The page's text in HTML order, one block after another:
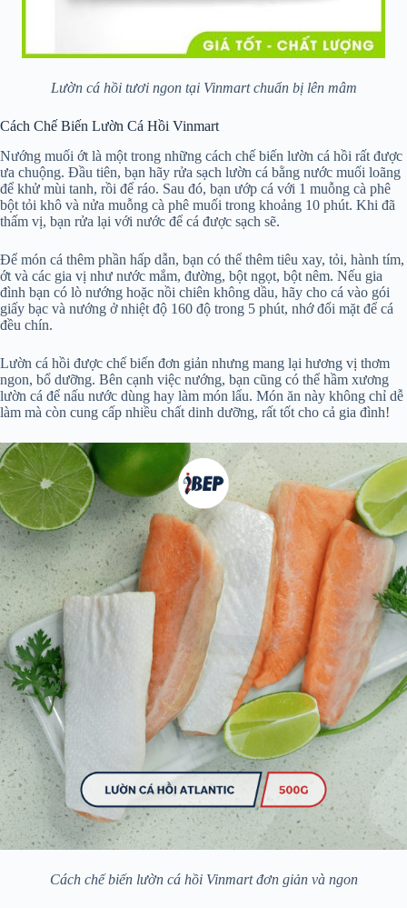
Lườn cá hồi tươi ngon tại Vinmart chuẩn bị lên mâm
Cách Chế Biến Lườn Cá Hồi Vinmart
Nướng muối ớt là một trong những cách chế biến lườn cá hồi rất được
ưa chuộng. Đầu tiên, bạn hãy rửa sạch lườn cá bằng nước muối loãng
để khử mùi tanh, rồi để ráo. Sau đó, bạn ướp cá với 1 muỗng cà phê
bột tỏi khô và nửa muỗng cà phê muối trong khoảng 10 phút. Khi đã
thấm vị, bạn rửa lại với nước để cá được sạch sẽ.
Để món cá thêm phần hấp dẫn, bạn có thể thêm tiêu xay, tỏi, hành tím,
ớt và các gia vị như nước mắm, đường, bột ngọt, bột nêm. Nếu gia
đình bạn có lò nướng hoặc nồi chiên không dầu, hãy cho cá vào gói
giấy bạc và nướng ở nhiệt độ 160 độ trong 5 phút, nhớ đổi mặt để cá
đều chín.
Lườn cá hồi được chế biến đơn giản nhưng mang lại hương vị thơm
ngon, bổ dưỡng. Bên cạnh việc nướng, bạn cũng có thể hầm xương
lườn cá để nấu nước dùng hay làm món lẩu. Món ăn này không chỉ dễ
làm mà còn cung cấp nhiều chất dinh dưỡng, rất tốt cho cả gia đình!
Cách chế biến lườn cá hồi Vinmart đơn giản và ngon